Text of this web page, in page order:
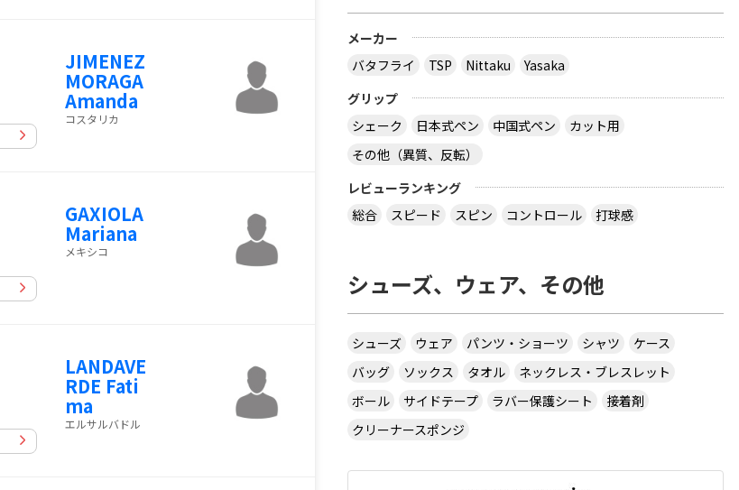
JIMENEZ
MORAGA
Amanda
コスタリカ
GAXIOLA
Mariana
メキシコ
LANDAVE
RDE Fati
ma
エルサルバドル
メーカー
バタフライ
TSP Nittaku
Yasaka
グリップ
シェーク
日本式ペン 中国式ペン
カット用
その他（異質、反転）
レビューランキング
総合
スピード スピン コントロール 打球感
シューズ、ウェア、その他
シューズ ウェア パンツ・ショーツ シャツ
ケース
バッグ
ソックス タオル
ネックレス・ブレスレット
ボール
サイドテープ ラバー保護シート
接着剤
クリーナースポンジ